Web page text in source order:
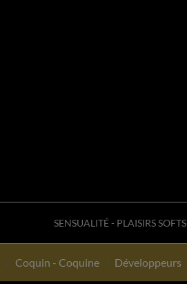
SENSUALITÉ - PLAISIRS SOFTS
Coquin - Coquine Développeurs